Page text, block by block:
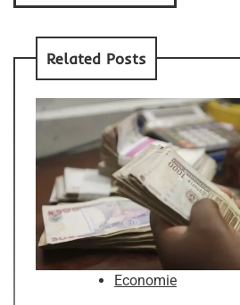
Related Posts
Economie